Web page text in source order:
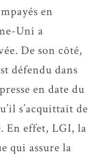
en
Uni a
De son côté,
défendu dans
en date du
s’acquittait de
En effet, LGI, la
qui assure la